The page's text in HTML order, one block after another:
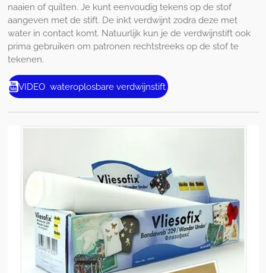
naaien of quilten. Je kunt eenvoudig tekens op de stof
aangeven met de stift. De inkt verdwijnt zodra deze met
water in contact komt. Natuurlijk kun je de verdwijnstift ook
prima gebruiken om patronen rechtstreeks op de stof te
tekenen.
VIDEO wateroplosbare verdwijnstift